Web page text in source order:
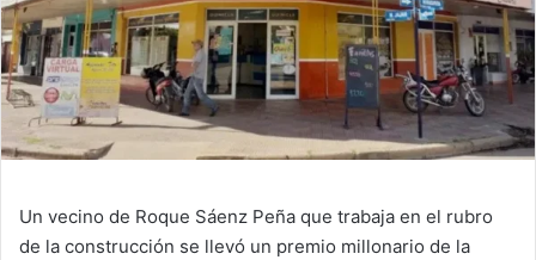
Un vecino de Roque Sáenz Peña que trabaja en el rubro
de la construcción se llevó un premio millonario de la